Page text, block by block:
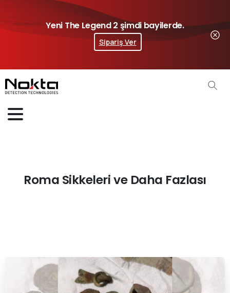
Yeni The Legend 2 şimdi bayilerde.
Sipariş Ver
Roma Sikkeleri ve Daha Fazlası